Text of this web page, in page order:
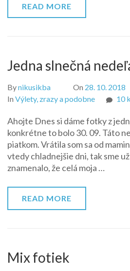
READ MORE
Jedna slnečná
Bynikusikba On 28. 10. 2018
In Výlety, zrazy a podobne 10
Ahojte Dnes si dáme fotky z
konkrétne to bolo 30. 09. Táto
piatkom. Vrátila som sa od
vtedy chladnejšie dni, tak sme
znamenalo, že celá moja …
READ MORE
Mix fotiek